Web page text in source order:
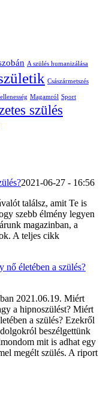
A szülés humanizálása
Császármetszés
Magamról Sport
szülés
2021-06-27 - 16:56
találsz, amit Te is
szebb élmény legyen
magazinban, a
A teljes cikk
nő életében a szülés?
2021.06.19. Miért
a hipnoszülést? Miért
a szülés? Ezekről
beszélgettünk
mit is adhat egy
megélt szülés. A riport